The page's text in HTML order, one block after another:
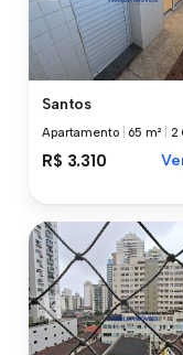
Santos
Apartamento 65 m² 2
R$ 3.310